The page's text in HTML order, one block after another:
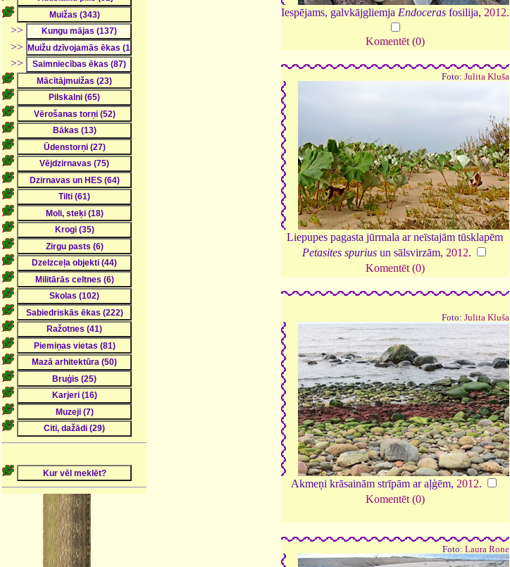
>>
>>
>>
Iespējams, galvkājgliemja Endocerasfosilija, 2012.
Komentēt (0)
Foto: Julita Kluša
Liepupes pagasta jūrmala ar neīstajām tūsklapēm
Petasites spuriusun sālsvirzām, 2012.
Komentēt (0)
Foto: Julita Kluša
Akmeņi krāsainām strīpām ar aļģēm, 2012.
Komentēt (0)
Foto: Laura Rone